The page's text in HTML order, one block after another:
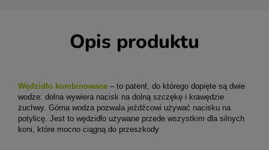
Opis produktu
Wędzidło kombinowane – to patent, do którego dopięte są dwie
wodze: dolna wywiera nacisk na dolną szczękę i krawędzie
żuchwy. Górna wodza pozwala jeźdźcowi używać nacisku na
potylicę. Jest to wędzidło używane przede wszystkim dla silnych
koni, które mocno ciągną do przeszkody